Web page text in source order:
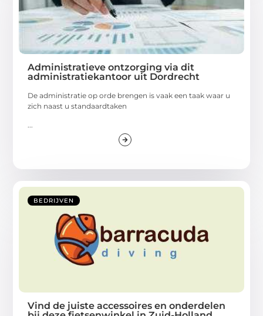
Administratieve ontzorging via dit
administratiekantoor uit Dordrecht
De administratie op orde brengen is vaak een taak waar u
zich naast u standaardtaken
...
BEDRIJVEN
Vind de juiste accessoires en onderdelen